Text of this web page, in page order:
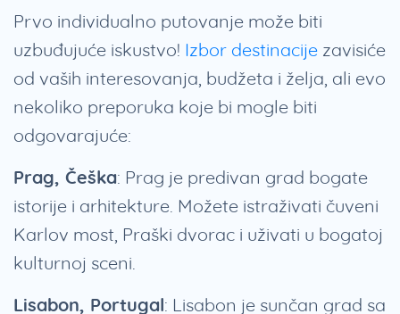
Prvo individualno putovanje može biti
uzbuđujuće iskustvo! Izbor destinacije zavisiće
od vaših interesovanja, budžeta i želja, ali evo
nekoliko preporuka koje bi mogle biti
odgovarajuće:
Prag, Češka: Prag je predivan grad bogate
istorije i arhitekture. Možete istraživati čuveni
Karlov most, Praški dvorac i uživati u bogatoj
kulturnoj sceni.
Lisabon, Portugal: Lisabon je sunčan grad sa